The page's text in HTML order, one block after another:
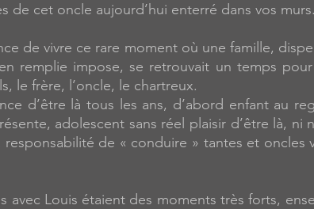
de cet oncle aujourd’hui enterré dans vos murs.
de vivre ce rare moment où une famille,
remplie impose, se retrouvait un temps
le frère, l’oncle, le chartreux.
d’être là tous les ans, d’abord enfant au
adolescent sans réel plaisir d’être là, ni
responsabilité de « conduire » tantes et oncles
avec Louis étaient des moments très forts,